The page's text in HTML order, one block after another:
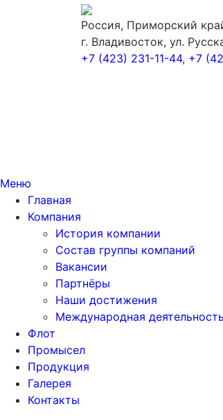
Россия, Приморский
г. Владивосток, ул.
+7 (423) 231-11-44, +7
Меню
Главная
Компания
История компании
Состав группы компаний
Вакансии
Партнёры
Наши достижения
Международная деятельность
Флот
Промысел
Продукция
Галерея
Контакты